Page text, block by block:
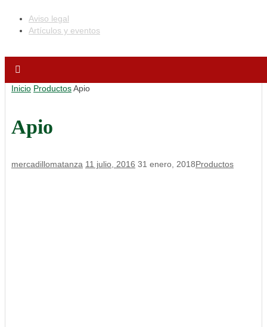
Aviso legal
Artículos y eventos
Inicio Productos Apio
Apio
mercadillomatanza 11 julio, 2016 31 enero, 2018 Productos